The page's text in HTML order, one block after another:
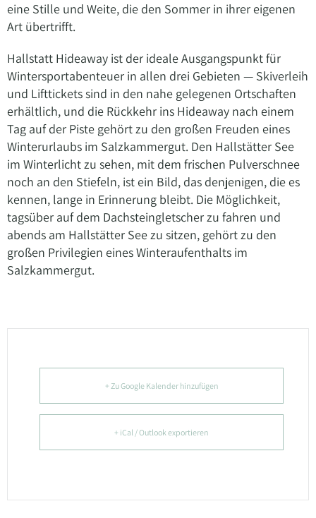
eine Stille und Weite, die den Sommer in ihrer eigenen
Art übertrifft.
Hallstatt Hideaway ist der ideale Ausgangspunkt für
Wintersportabenteuer in allen drei Gebieten — Skiverleih
und Lifttickets sind in den nahe gelegenen Ortschaften
erhältlich, und die Rückkehr ins Hideaway nach einem
Tag auf der Piste gehört zu den großen Freuden eines
Winterurlaubs im Salzkammergut. Den Hallstätter See
im Winterlicht zu sehen, mit dem frischen Pulverschnee
noch an den Stiefeln, ist ein Bild, das denjenigen, die es
kennen, lange in Erinnerung bleibt. Die Möglichkeit,
tagsüber auf dem Dachsteingletscher zu fahren und
abends am Hallstätter See zu sitzen, gehört zu den
großen Privilegien eines Winteraufenthalts im
Salzkammergut.
+ Zu Google Kalender hinzufügen
+ iCal / Outlook exportieren